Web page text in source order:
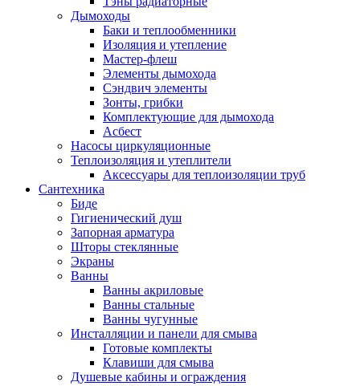
Дымоходы
Баки и теплообменники
Изоляция и утепление
Мастер-флеш
Элементы дымохода
Сэндвич элементы
Зонты, грибки
Комплектующие для дымохода
Асбест
Насосы циркуляционные
Теплоизоляция и утеплители
Аксессуары для теплоизоляции труб
Сантехника
Биде
Гигиенический душ
Запорная арматура
Шторы стеклянные
Экраны
Ванны
Ванны акриловые
Ванны стальные
Ванны чугунные
Инсталляции и панели для смыва
Готовые комплекты
Клавиши для смыва
Душевые кабины и ограждения